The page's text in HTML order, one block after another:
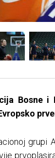
Bosne
grupi